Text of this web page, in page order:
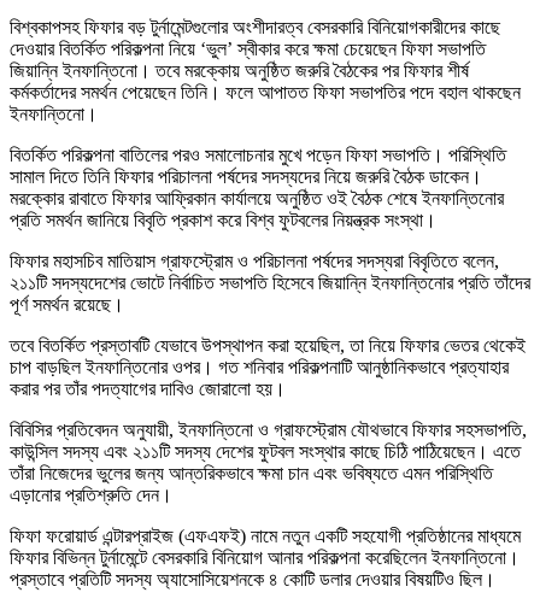
বিশ্বকাপসহ ফিফার বড় টুর্নামেন্টগুলোর অংশীদারত্ব বেসরকারি বিনিয়োগকারীদের কাছে
দেওয়ার বিতর্কিত পরিকল্পনা নিয়ে ‘ভুল’ স্বীকার করে ক্ষমা চেয়েছেন ফিফা সভাপতি
জিয়ান্নি ইনফান্তিনো। তবে মরক্কোয় অনুষ্ঠিত জরুরি বৈঠকের পর ফিফার শীর্ষ
কর্মকর্তাদের সমর্থন পেয়েছেন তিনি। ফলে আপাতত ফিফা সভাপতির পদে বহাল থাকছেন
ইনফান্তিনো।
বিতর্কিত পরিকল্পনা বাতিলের পরও সমালোচনার মুখে পড়েন ফিফা সভাপতি। পরিস্থিতি
সামাল দিতে তিনি ফিফার পরিচালনা পর্ষদের সদস্যদের নিয়ে জরুরি বৈঠক ডাকেন।
মরক্কোর রাবাতে ফিফার আফ্রিকান কার্যালয়ে অনুষ্ঠিত ওই বৈঠক শেষে ইনফান্তিনোর
প্রতি সমর্থন জানিয়ে বিবৃতি প্রকাশ করে বিশ্ব ফুটবলের নিয়ন্ত্রক সংস্থা।
ফিফার মহাসচিব মাতিয়াস গ্রাফস্ট্রোম ও পরিচালনা পর্ষদের সদস্যরা বিবৃতিতে বলেন,
২১১টি সদস্যদেশের ভোটে নির্বাচিত সভাপতি হিসেবে জিয়ান্নি ইনফান্তিনোর প্রতি তাঁদের
পূর্ণ সমর্থন রয়েছে।
তবে বিতর্কিত প্রস্তাবটি যেভাবে উপস্থাপন করা হয়েছিল, তা নিয়ে ফিফার ভেতর থেকেই
চাপ বাড়ছিল ইনফান্তিনোর ওপর। গত শনিবার পরিকল্পনাটি আনুষ্ঠানিকভাবে প্রত্যাহার
করার পর তাঁর পদত্যাগের দাবিও জোরালো হয়।
বিবিসির প্রতিবেদন অনুযায়ী, ইনফান্তিনো ও গ্রাফস্ট্রোম যৌথভাবে ফিফার সহসভাপতি,
কাউন্সিল সদস্য এবং ২১১টি সদস্য দেশের ফুটবল সংস্থার কাছে চিঠি পাঠিয়েছেন। এতে
তাঁরা নিজেদের ভুলের জন্য আন্তরিকভাবে ক্ষমা চান এবং ভবিষ্যতে এমন পরিস্থিতি
এড়ানোর প্রতিশ্রুতি দেন।
ফিফা ফরোয়ার্ড এন্টারপ্রাইজ (এফএফই) নামে নতুন একটি সহযোগী প্রতিষ্ঠানের মাধ্যমে
ফিফার বিভিন্ন টুর্নামেন্টে বেসরকারি বিনিয়োগ আনার পরিকল্পনা করেছিলেন ইনফান্তিনো।
প্রস্তাবে প্রতিটি সদস্য অ্যাসোসিয়েশনকে ৪ কোটি ডলার দেওয়ার বিষয়টিও ছিল।